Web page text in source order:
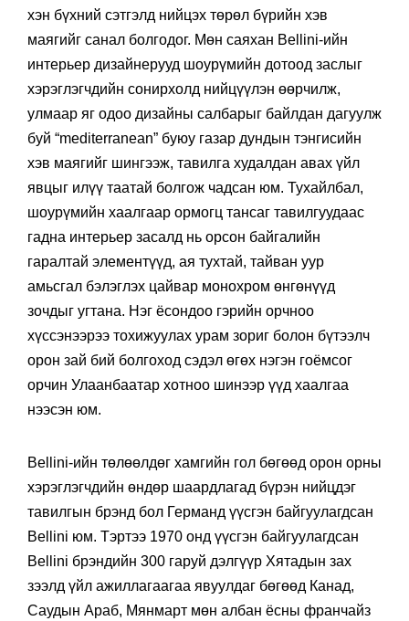
хэн бүхний сэтгэлд нийцэх төрөл бүрийн хэв
маягийг санал болгодог. Мөн саяхан Bellini-ийн
интерьер дизайнерууд шоурүмийн дотоод заслыг
хэрэглэгчдийн сонирхолд нийцүүлэн өөрчилж,
улмаар яг одоо дизайны салбарыг байлдан дагуулж
буй “mediterranean” буюу газар дундын тэнгисийн
хэв маягийг шингээж, тавилга худалдан авах үйл
явцыг илүү таатай болгож чадсан юм. Тухайлбал,
шоурүмийн хаалгаар ормогц тансаг тавилгуудаас
гадна интерьер засалд нь орсон байгалийн
гаралтай элементүүд, ая тухтай, тайван уур
амьсгал бэлэглэх цайвар монохром өнгөнүүд
зочдыг угтана. Нэг ёсондоо гэрийн орчноо
хүссэнээрээ тохижуулах урам зориг болон бүтээлч
орон зай бий болгоход сэдэл өгөх нэгэн гоёмсог
орчин Улаанбаатар хотноо шинээр үүд хаалгаа
нээсэн юм.
Bellini-ийн төлөөлдөг хамгийн гол бөгөөд орон орны
хэрэглэгчдийн өндөр шаардлагад бүрэн нийцдэг
тавилгын брэнд бол Германд үүсгэн байгуулагдсан
Bellini юм. Тэртээ 1970 онд үүсгэн байгуулагдсан
Bellini брэндийн 300 гаруй дэлгүүр Хятадын зах
зээлд үйл ажиллагаагаа явуулдаг бөгөөд Канад,
Саудын Араб, Мянмарт мөн албан ёсны франчайз